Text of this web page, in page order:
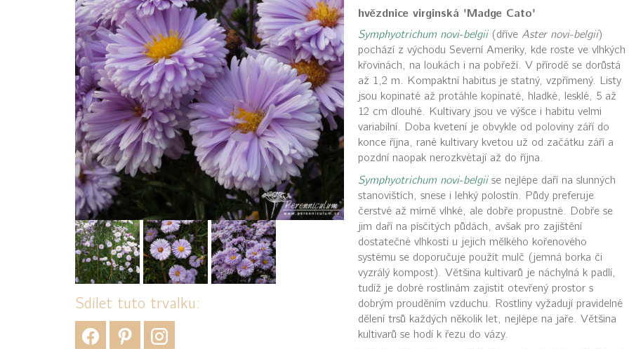
Sdílet tuto trvalku:
hvězdnice virginská 'Madge Cato'
Symphyotrichum novi-belgii(dříve Aster novi-belgii)
pochází z východu Severní Ameriky, kde roste ve vlhkých
křovinách, na loukách i na pobřeží. V přírodě se dorůstá
až 1,2 m. Kompaktní habitus je statný, vzpřímený. Listy
jsou kopinaté až protáhle kopinaté, hladké, lesklé, 5 až
12 cm dlouhé. Kultivary jsou ve výšce i habitu velmi
variabilní. Doba kvetení je obvykle od poloviny září do
konce října, rané kultivary kvetou už od začátku září a
pozdní naopak nerozkvétají až do října.
Symphyotrichum novi-belgiise nejlépe daří na slunných
stanovištích, snese i lehký polostín. Půdy preferuje
čerstvé až mírně vlhké, ale dobře propustné. Dobře se
jim daří na písčitých půdách, avšak pro zajištění
dostatečné vlhkosti u jejich mělkého kořenového
systému se doporučuje použít mulč (jemná borka či
vyzrálý kompost). Většina kultivarů je náchylná k padlí,
tudíž je dobré rostlinám zajistit otevřený prostor s
dobrým prouděním vzduchu. Rostliny vyžadují pravidelné
dělení trsů každých několik let, nejlépe na jaře. Většina
kultivarů se hodí k řezu do vázy.